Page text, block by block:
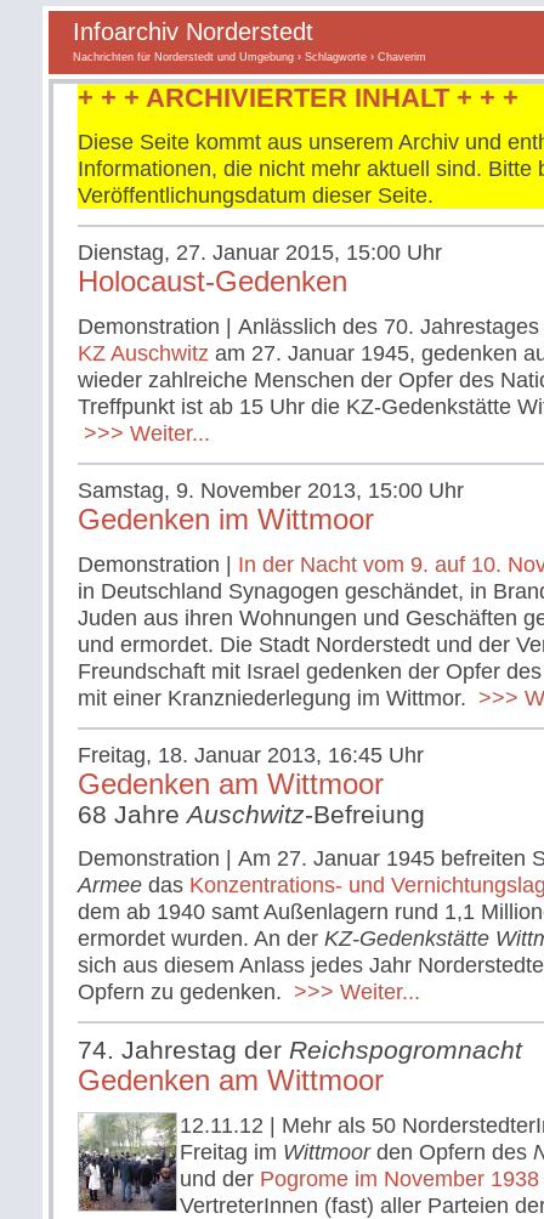
Infoarchiv Norderstedt
Nachrichten für Norderstedt und Umgebung › Schlagworte › Chaverim
+ + + ARCHIVIERTER INHALT + + +
Diese Seite kommt aus unserem Archiv und
Informationen, die nicht mehr aktuell sind. Bitte
Veröffentlichungsdatum dieser Seite.
Dienstag, 27. Januar 2015, 15:00 Uhr
Holocaust-Gedenken
Demonstration | Anlässlich des 70.
KZ Auschwitz am 27. Januar 1945, gedenken
wieder zahlreiche Menschen der Opfer des
Treffpunkt ist ab 15 Uhr die KZ-Gedenkstätte
>>> Weiter...
Samstag, 9. November 2013, 15:00 Uhr
Gedenken im Wittmoor
Demonstration | In der Nacht vom 9. auf 10.
in Deutschland Synagogen geschändet, in
Juden aus ihren Wohnungen und Geschäften
und ermordet. Die Stadt Norderstedt und der
Freundschaft mit Israel gedenken der Opfer
mit einer Kranzniederlegung im Wittmor. >>>
Freitag, 18. Januar 2013, 16:45 Uhr
Gedenken am Wittmoor
68 JahreAuschwitz-Befreiung
Demonstration | Am 27. Januar 1945 befreiten
Armee das Konzentrations- und
dem ab 1940 samt Außenlagern rund 1,1
ermordet wurden. An der KZ-Gedenkstätte
sich aus diesem Anlass jedes Jahr
Opfern zu gedenken. >>> Weiter...
74. Jahrestag der Reichspogromnacht
Gedenken am Wittmoor
12.11.12 | Mehr als 50
Freitag im Wittmoorden Opfern des
und der Pogrome im November 1938
VertreterInnen (fast) aller Parteien